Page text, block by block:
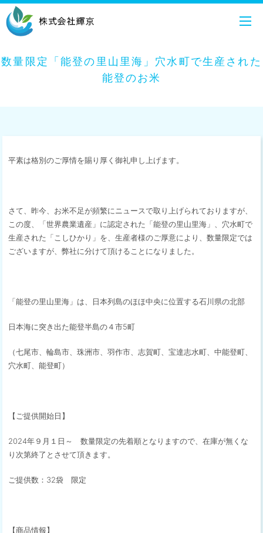
数量限定「能登の里山里海」穴水町で生産された
能登のお米
平素は格別のご厚情を賜り厚く御礼申し上げます。
さて、昨今、お米不足が頻繁にニュースで取り上げられておりますが、
この度、「世界農業遺産」に認定された「能登の里山里海」、穴水町で
生産された「こしひかり」を、生産者様のご厚意により、数量限定では
ございますが、弊社に分けて頂けることになりました。
「能登の里山里海」は、日本列島のほほ中央に位置する石川県の北部
日本海に突き出た能登半島の４市5町
（七尾市、輪島市、珠洲市、羽作市、志賀町、宝達志水町、中能登町、
穴水町、能登町）
【ご提供開始日】
2024年９月１日～ 数量限定の先着順となりますので、在庫が無くな
り次第終了とさせて頂きます。
ご提供数：32袋 限定
【商品情報】